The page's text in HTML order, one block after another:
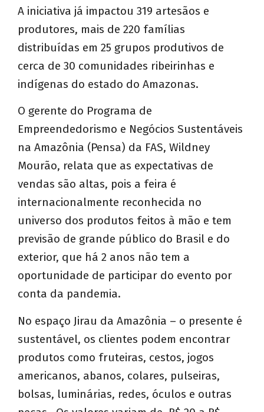
A iniciativa já impactou 319 artesãos e
produtores, mais de 220 famílias
distribuídas em 25 grupos produtivos de
cerca de 30 comunidades ribeirinhas e
indígenas do estado do Amazonas.
O gerente do Programa de
Empreendedorismo e Negócios Sustentáveis
na Amazônia (Pensa) da FAS, Wildney
Mourão, relata que as expectativas de
vendas são altas, pois a feira é
internacionalmente reconhecida no
universo dos produtos feitos à mão e tem
previsão de grande público do Brasil e do
exterior, que há 2 anos não tem a
oportunidade de participar do evento por
conta da pandemia.
No espaço Jirau da Amazônia – o presente é
sustentável, os clientes podem encontrar
produtos como fruteiras, cestos, jogos
americanos, abanos, colares, pulseiras,
bolsas, luminárias, redes, óculos e outras